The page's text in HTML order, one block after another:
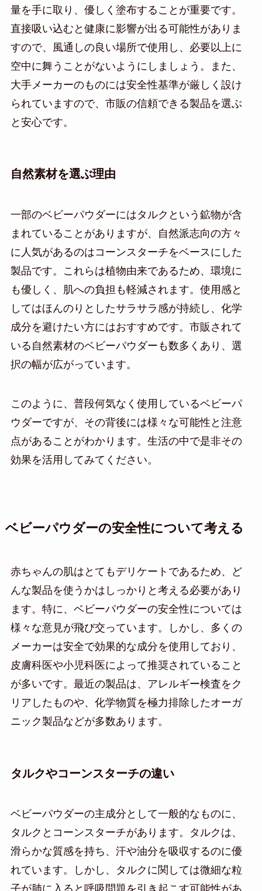
量を手に取り、優しく塗布することが重要です。
直接吸い込むと健康に影響が出る可能性がありま
すので、風通しの良い場所で使用し、必要以上に
空中に舞うことがないようにしましょう。また、
大手メーカーのものには安全性基準が厳しく設け
られていますので、市販の信頼できる製品を選ぶ
と安心です。
自然素材を選ぶ理由
一部のベビーパウダーにはタルクという鉱物が含
まれていることがありますが、自然派志向の方々
に人気があるのはコーンスターチをベースにした
製品です。これらは植物由来であるため、環境に
も優しく、肌への負担も軽減されます。使用感と
してはほんのりとしたサラサラ感が持続し、化学
成分を避けたい方にはおすすめです。市販されて
いる自然素材のベビーパウダーも数多くあり、選
択の幅が広がっています。
このように、普段何気なく使用しているベビーパ
ウダーですが、その背後には様々な可能性と注意
点があることがわかります。生活の中で是非その
効果を活用してみてください。
ベビーパウダーの安全性について考える
赤ちゃんの肌はとてもデリケートであるため、ど
んな製品を使うかはしっかりと考える必要があり
ます。特に、ベビーパウダーの安全性については
様々な意見が飛び交っています。しかし、多くの
メーカーは安全で効果的な成分を使用しており、
皮膚科医や小児科医によって推奨されていること
が多いです。最近の製品は、アレルギー検査をク
リアしたものや、化学物質を極力排除したオーガ
ニック製品などが多数あります。
タルクやコーンスターチの違い
ベビーパウダーの主成分として一般的なものに、
タルクとコーンスターチがあります。タルクは、
滑らかな質感を持ち、汗や油分を吸収するのに優
れています。しかし、タルクに関しては微細な粒